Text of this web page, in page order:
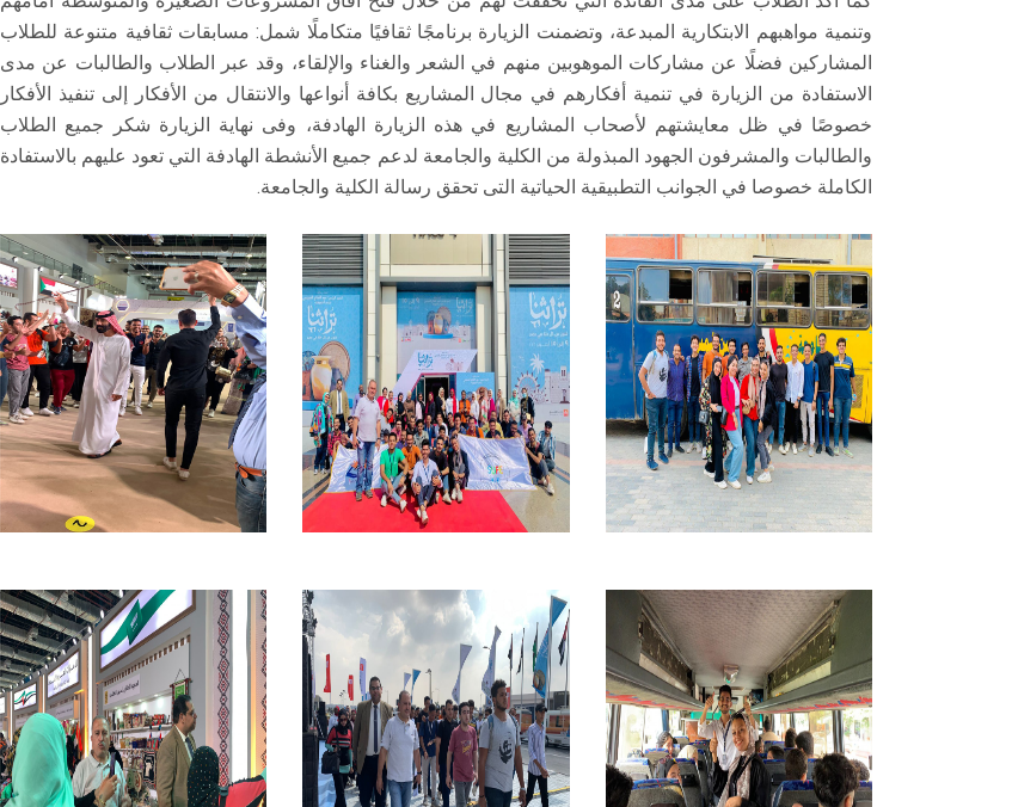
وتنمية مواهبهم الابتكارية المبدعة، وتضمنت الزيارة برنامجًا ثقافيًا متكاملًا شمل: مسابقات ثقافية متنوعة للطلاب
المشاركين فضلًا عن مشاركات الموهوبين منهم في الشعر والغناء والإلقاء، وقد عبر الطلاب والطالبات عن مدى
الاستفادة من الزيارة في تنمية أفكارهم في مجال المشاريع بكافة أنواعها والانتقال من الأفكار إلى تنفيذ الأفكار
خصوصًا في ظل معايشتهم لأصحاب المشاريع في هذه الزيارة الهادفة، وفى نهاية الزيارة شكر جميع الطلاب
والطالبات والمشرفون الجهود المبذولة من الكلية والجامعة لدعم جميع الأنشطة الهادفة التي تعود عليهم بالاستفادة
الكاملة خصوصا في الجوانب التطبيقية الحياتية التى تحقق رسالة الكلية والجامعة.